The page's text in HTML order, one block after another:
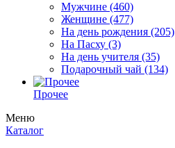
Мужчине (460)
Женщине (477)
На день рождения (205)
На Пасху (3)
На день учителя (35)
Подарочный чай (134)
Прочее
Меню
Каталог